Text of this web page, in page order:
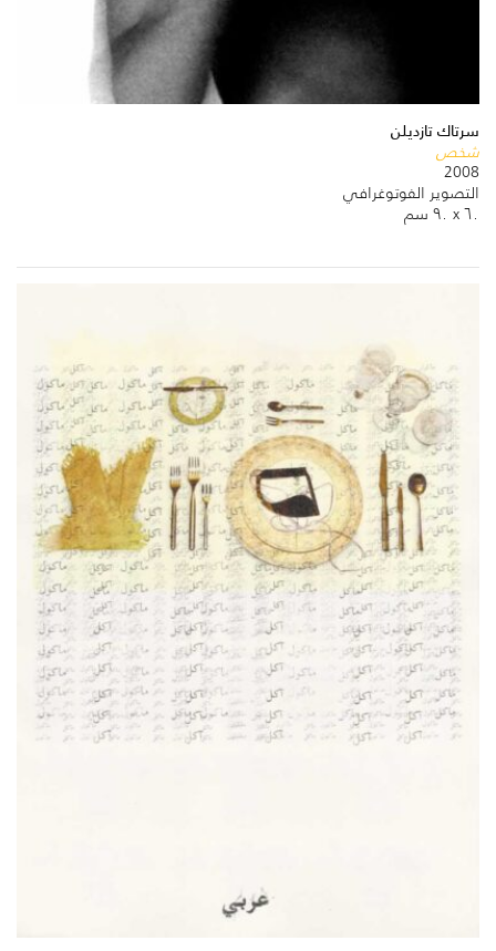
سرتاك تازديلن
شخص
2008
التصوير الفوتوغرافي
٦٠ x ٩٠ سم